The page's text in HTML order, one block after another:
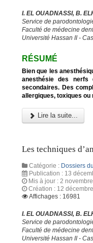
I. EL OUADNASSI, B.
Service de
Faculté de médecine
Université Hassan II -
RÉSUMÉ
Bien que les
anesthésie des nerfs
secondaires. Des
allergiques, toxiques
Lire la suite...
Les techniques
Catégorie : Dossiers
Publication : 13
Mis à jour : 2
Création : 12
Affichages : 16981
I. EL OUADNASSI, B.
Service de
Faculté de médecine
Université Hassan II -